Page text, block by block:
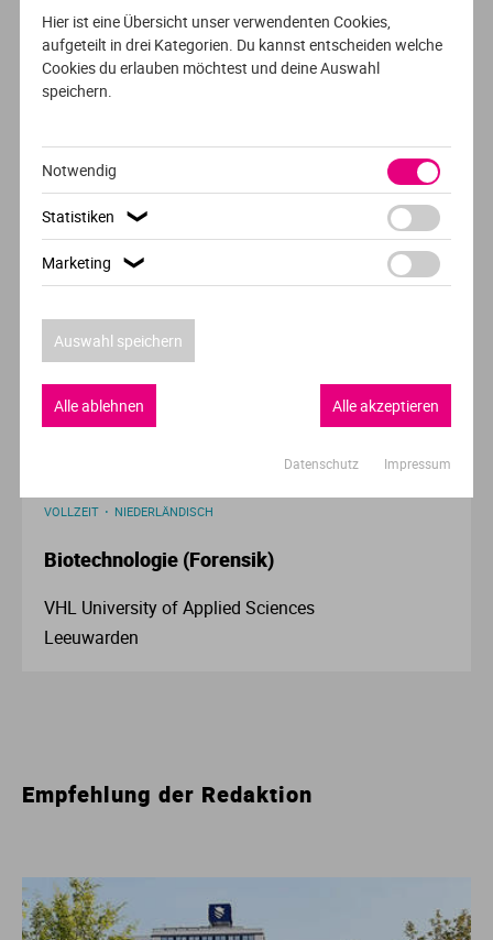
Friedrich-Alexander Universität Erlangen-Nürnberg -
FAU
Erlangen
Life Science Engineering
Friedrich-Alexander Universität Erlangen-Nürnberg -
FAU
Erlangen
VOLLZEIT NIEDERLÄNDISCH
Biotechnologie (Forensik)
VHL University of Applied Sciences
Leeuwarden
Empfehlung der Redaktion
Hier ist eine Übersicht unser verwendenten Cookies,
aufgeteilt in drei Kategorien. Du kannst entscheiden welche
Cookies du erlauben möchtest und deine Auswahl
speichern.
Notwendig
Statistiken ❯
Marketing ❯
Auswahl speichern
Alle akzeptieren
Alle ablehnen
Datenschutz Impressum